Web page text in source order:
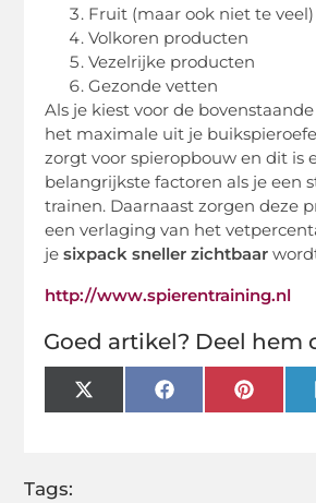
Fruit (maar ook niet te veel)
Volkoren producten
Vezelrijke producten
Gezonde vetten
Als je kiest voor de
het maximale uit je
zorgt voor spieropbouw en dit is
belangrijkste factoren als je een
trainen. Daarnaast zorgen deze
een verlaging van het
je sixpack sneller zichtbaar
http://www.spierentraining.nl
Goed artikel? Deel hem
X
(Twitter)
Facebook
Tags: